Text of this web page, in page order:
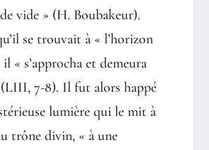
vide » (H. Boubakeur).
se trouvait à « l’horizon
« s’approcha et demeura
(LIII, 7-8). Il fut alors happé
lumière qui le mit à
trône divin, « à une